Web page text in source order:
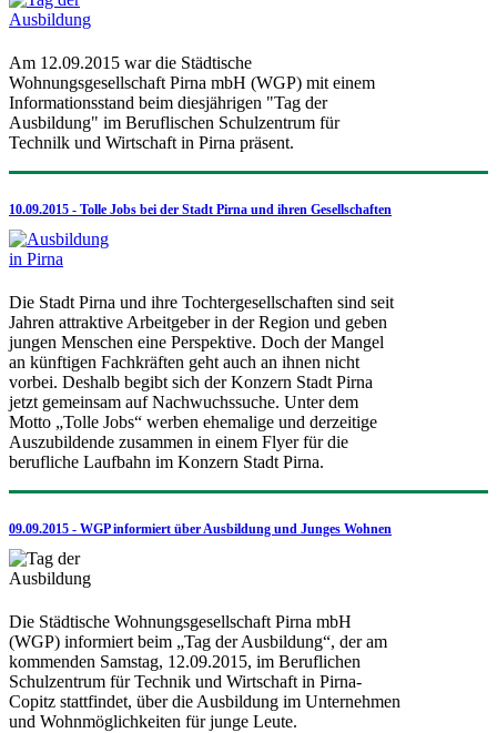
Am 12.09.2015 war die Städtische
Wohnungsgesellschaft Pirna mbH (WGP) mit einem
Informationsstand beim diesjährigen "Tag der
Ausbildung" im Beruflischen Schulzentrum für
Technilk und Wirtschaft in Pirna präsent.
10.09.2015 - Tolle Jobs bei der Stadt Pirna und ihren Gesellschaften
Die Stadt Pirna und ihre Tochtergesellschaften sind seit
Jahren attraktive Arbeitgeber in der Region und geben
jungen Menschen eine Perspektive. Doch der Mangel
an künftigen Fachkräften geht auch an ihnen nicht
vorbei. Deshalb begibt sich der Konzern Stadt Pirna
jetzt gemeinsam auf Nachwuchssuche. Unter dem
Motto „Tolle Jobs“ werben ehemalige und derzeitige
Auszubildende zusammen in einem Flyer für die
berufliche Laufbahn im Konzern Stadt Pirna.
09.09.2015 - WGP informiert über Ausbildung und Junges Wohnen
Die Städtische Wohnungsgesellschaft Pirna mbH
(WGP) informiert beim „Tag der Ausbildung“, der am
kommenden Samstag, 12.09.2015, im Beruflichen
Schulzentrum für Technik und Wirtschaft in Pirna-
Copitz stattfindet, über die Ausbildung im Unternehmen
und Wohnmöglichkeiten für junge Leute.